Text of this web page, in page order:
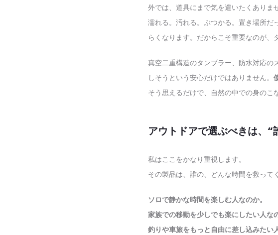
外では、道具にまで気を遣いたくありま
濡れる。汚れる。ぶつかる。置き場所
らくなります。だからこそ重要なのが、
真空二重構造のタンブラー、防水対応の
しそうという安心だけではありません。
そう思えるだけで、自然の中での身のこ
アウトドアで選ぶべきは、
私はここをかなり重視します。
その製品は、誰の、どんな時間を救って
ソロで静かな時間を楽しむ人なのか。
家族での移動を少しでも楽にしたい人な
釣りや車旅をもっと自由に差し込みたい